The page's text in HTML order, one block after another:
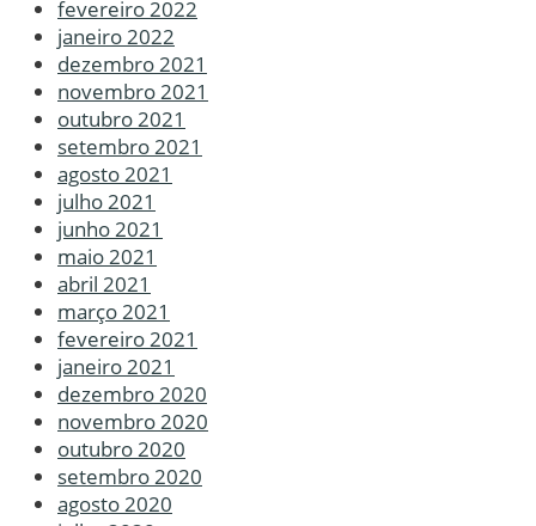
fevereiro 2022
janeiro 2022
dezembro 2021
novembro 2021
outubro 2021
setembro 2021
agosto 2021
julho 2021
junho 2021
maio 2021
abril 2021
março 2021
fevereiro 2021
janeiro 2021
dezembro 2020
novembro 2020
outubro 2020
setembro 2020
agosto 2020